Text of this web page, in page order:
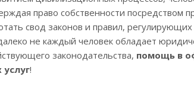
право собственности
свод законов и правил,
не каждый человек обладает
законодательства, помощь в
!